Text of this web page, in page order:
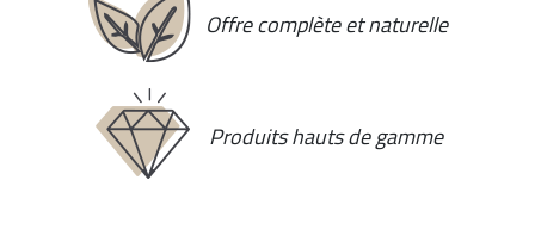
Offre complèteet naturelle
Produitshauts de gamme